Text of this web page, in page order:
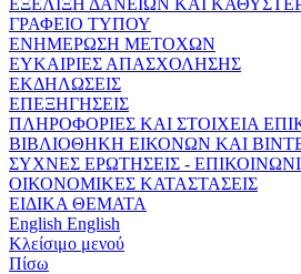
ΓΡΑΦΕΙΟ ΤΥΠΟΥ
ΕΝΗΜΕΡΩΣΗ ΜΕΤΟΧΩΝ
ΕΥΚΑΙΡΙΕΣ ΑΠΑΣΧΟΛΗΣΗΣ
ΕΚΔΗΛΩΣΕΙΣ
ΕΠΕΞΗΓΗΣΕΙΣ
ΠΛΗΡΟΦΟΡΙΕΣ ΚΑΙ ΣΤΟΙΧΕΙΑ
ΒΙΒΛΙΟΘΗΚΗ ΕΙΚΟΝΩΝ ΚΑΙ
ΣΥΧΝΕΣ ΕΡΩΤΗΣΕΙΣ -
ΟΙΚΟΝΟΜΙΚΕΣ ΚΑΤΑΣΤΑΣΕΙΣ
ΕΙΔΙΚΑ ΘΕΜΑΤΑ
English English
Κλείσιμο μενού
Πίσω